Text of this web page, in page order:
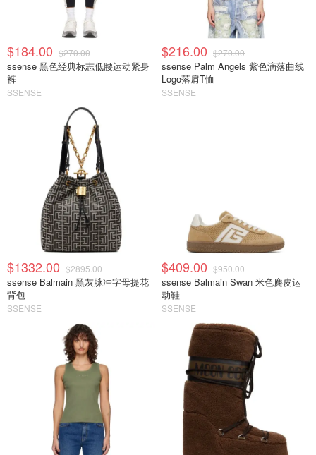
$184.00 $270.00
ssense 黑色经典标志低腰运动紧身
裤
SSENSE
$216.00 $270.00
ssense Palm Angels 紫色滴落曲线
Logo落肩T恤
SSENSE
$1332.00 $2895.00
ssense Balmain 黑灰脉冲字母提花
背包
SSENSE
$409.00 $950.00
ssense Balmain Swan 米色麂皮运
动鞋
SSENSE